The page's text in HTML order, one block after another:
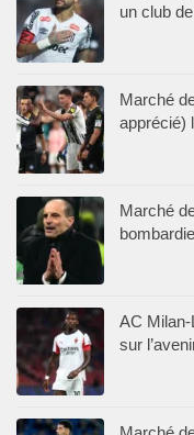
un club
Marché
apprécié)
Marché
AC
sur